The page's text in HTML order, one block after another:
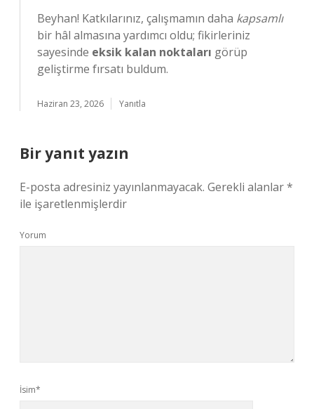
Beyhan! Katkılarınız, çalışmamın daha kapsamlı
bir hâl almasına yardımcı oldu; fikirleriniz
sayesinde eksik kalan noktaları görüp
geliştirme fırsatı buldum.
Haziran 23, 2026 Yanıtla
Bir yanıt yazın
E-posta adresiniz yayınlanmayacak. Gerekli alanlar*
ile işaretlenmişlerdir
Yorum
İsim*